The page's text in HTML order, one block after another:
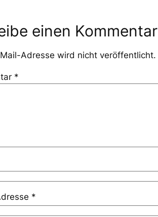
einen Kommentar
Adresse wird nicht veröffentlicht.
*
*